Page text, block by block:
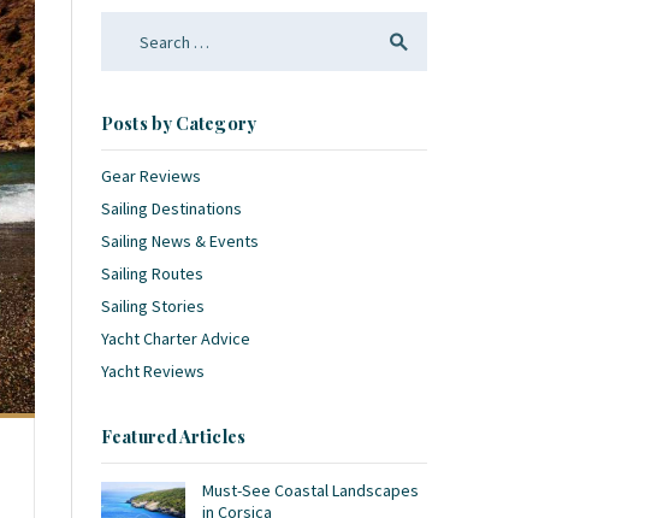
Posts by Category
Gear Reviews
Sailing Destinations
Sailing News & Events
Sailing Routes
Sailing Stories
Yacht Charter Advice
Yacht Reviews
Featured Articles
Must-See Coastal Landscapes
in Corsica